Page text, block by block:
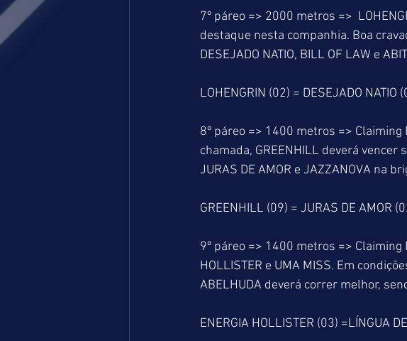
7º páreo => 2000 metros =>
destaque nesta companhia. Boa
DESEJADO NATIO, BILL OF LAW e
LOHENGRIN (02) = DESEJADO NATIO
8º páreo => 1400 metros =>
chamada, GREENHILL deverá
JURAS DE AMOR e JAZZANOVA na
GREENHILL (09) = JURAS DE AMOR
9º páreo => 1400 metros => Claiming
HOLLISTER e UMA MISS. Em
ABELHUDA deverá correr melhor,
ENERGIA HOLLISTER (03) =LÍNGUA